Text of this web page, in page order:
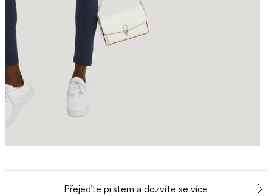
Přejeďte prstem a dozvíte se více